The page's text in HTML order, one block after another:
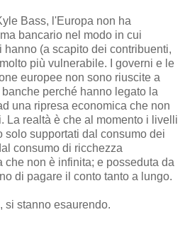
Bass, l'Europa non ha
bancario nel modo in cui
hanno (a scapito dei contribuenti,
più vulnerabile. I governi e le
europee non sono riuscite a
perché hanno legato la
una ripresa economica che non
La realtà è che al momento i livelli
solo supportati dal consumo dei
consumo di ricchezza
che non è infinita; e posseduta da
di pagare il conto tanto a lungo.
si stanno esaurendo.